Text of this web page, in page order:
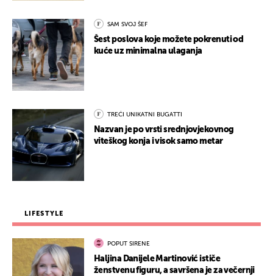
SAM SVOJ ŠEF
Šest poslova koje možete pokrenuti od
kuće uz minimalna ulaganja
TREĆI UNIKATNI BUGATTI
Nazvan je po vrsti srednjovjekovnog
viteškog konja i visok samo metar
LIFESTYLE
POPUT SIRENE
Haljina Danijele Martinović ističe
ženstvenu figuru, a savršena je za večernji